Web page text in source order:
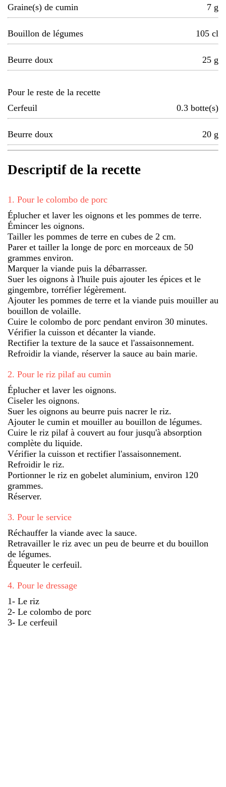
Graine(s) de cumin 7 g
Bouillon de légumes 105 cl
Beurre doux 25 g
Pour le reste de la recette
Cerfeuil
0.3 botte(s)
Beurre doux 20 g
Descriptif de la recette
1 . Pour le colombo de porc
Éplucher et laver les oignons et les pommes de terre.
Émincer les oignons.
Tailler les pommes de terre en cubes de 2 cm.
Parer et tailler la longe de porc en morceaux de 50
grammes environ.
Marquer la viande puis la débarrasser.
Suer les oignons à l'huile puis ajouter les épices et le
gingembre, torréfier légèrement.
Ajouter les pommes de terre et la viande puis mouiller au
bouillon de volaille.
Cuire le colombo de porc pendant environ 30 minutes.
Vérifier la cuisson et décanter la viande.
Rectifier la texture de la sauce et l'assaisonnement.
Refroidir la viande, réserver la sauce au bain marie.
2. Pour le riz pilaf au cumin
Éplucher et laver les oignons.
Ciseler les oignons.
Suer les oignons au beurre puis nacrer le riz.
Ajouter le cumin et mouiller au bouillon de légumes.
Cuire le riz pilaf à couvert au four jusqu'à absorption
complète du liquide.
Vérifier la cuisson et rectifier l'assaisonnement.
Refroidir le riz.
Portionner le riz en gobelet aluminium, environ 120
grammes.
Réserver.
3. Pour le service
Réchauffer la viande avec la sauce.
Retravailler le riz avec un peu de beurre et du bouillon
de légumes.
Équeuter le cerfeuil.
4. Pour le dressage
1- Le riz
2- Le colombo de porc
3- Le cerfeuil